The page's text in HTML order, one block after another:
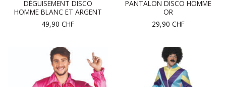
DÉGUISEMENT DISCO
HOMME BLANC ET ARGENT
49,90 CHF
PANTALON DISCO HOMME
OR
29,90 CHF